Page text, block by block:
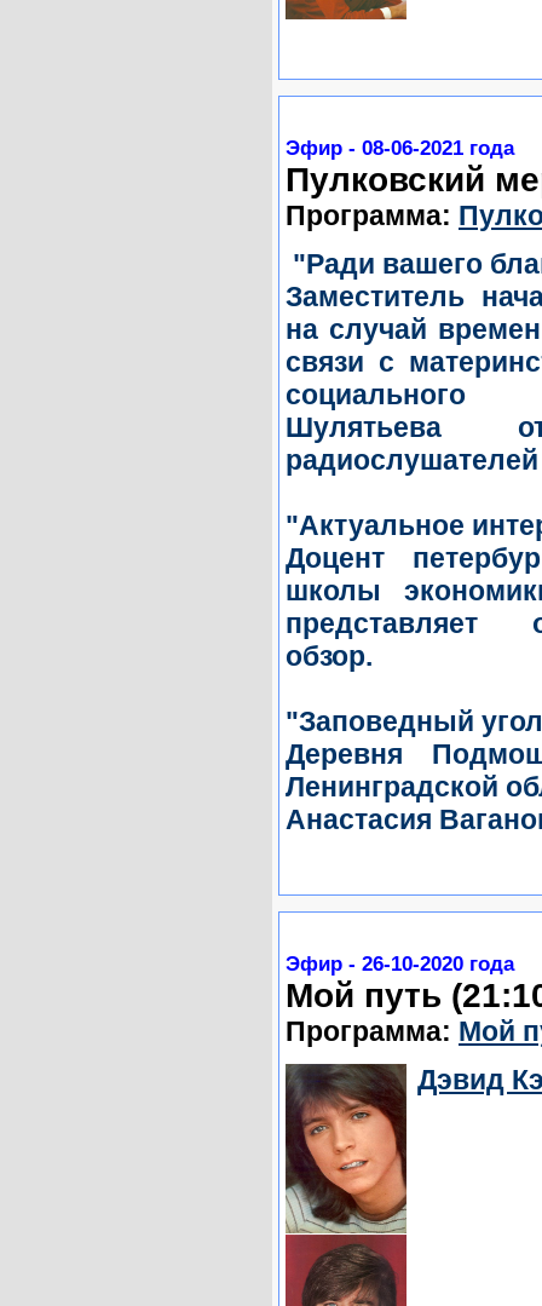
Эфир - 08-06-2021 года
Пулковский
Программа:
"Ради вашего
Заместитель
на случай
связи с
социального
Шулятьева
"Актуальное
Доцент
школы
представляет
обзор.
"Заповедный
Деревня
Ленинградской
Анастасия
Эфир - 26-10-2020 года
Мой путь
Программа: Мой
Дэвид